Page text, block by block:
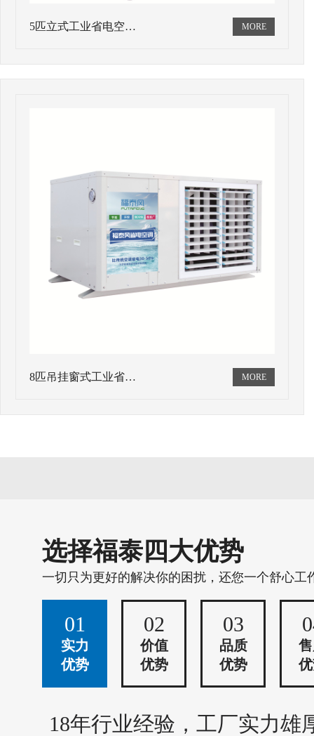
5匹立式工业省电空…
8匹吊挂窗式工业省…
选择福泰四大优势
一切只为更好的解决你的困扰，还您一个舒心工
01
实力
优势
02
价值
优势
03
品质
优势
18年行业经验，工厂实力雄